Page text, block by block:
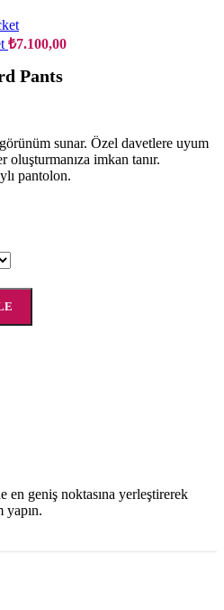
₺7.100,00
Pants
sunar. Özel davetlere uyum
oluşturmanıza imkan tanır.
pantolon.
adet
en geniş noktasına yerleştirerek
yapın.